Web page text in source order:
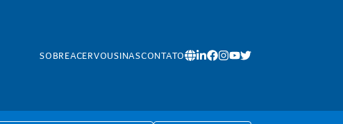
SOBREACERVOUSINASCONTATO